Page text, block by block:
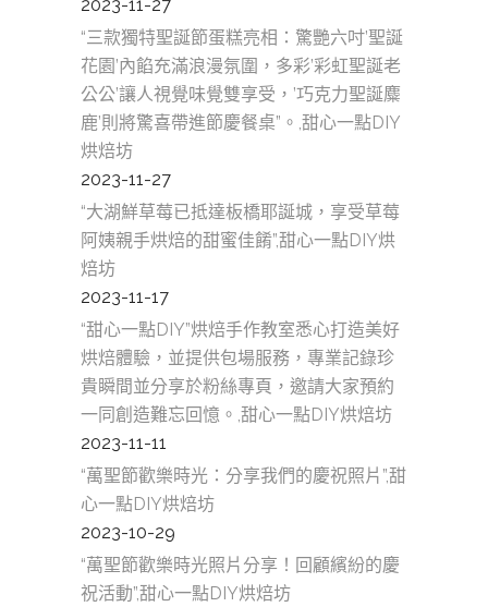
2023-11-27
“三款獨特聖誕節蛋糕亮相：驚艷六吋’聖誕
花園’內餡充滿浪漫氛圍，多彩’彩虹聖誕老
公公’讓人視覺味覺雙享受，’巧克力聖誕麋
鹿’則將驚喜帶進節慶餐桌”。,甜心一點DIY
烘焙坊
2023-11-27
“大湖鮮草莓已抵達板橋耶誕城，享受草莓
阿姨親手烘焙的甜蜜佳餚”,甜心一點DIY烘
焙坊
2023-11-17
“甜心一點DIY”烘焙手作教室悉心打造美好
烘焙體驗，並提供包場服務，專業記錄珍
貴瞬間並分享於粉絲專頁，邀請大家預約
一同創造難忘回憶。,甜心一點DIY烘焙坊
2023-11-11
“萬聖節歡樂時光：分享我們的慶祝照片”,甜
心一點DIY烘焙坊
2023-10-29
“萬聖節歡樂時光照片分享！回顧繽紛的慶
祝活動”,甜心一點DIY烘焙坊